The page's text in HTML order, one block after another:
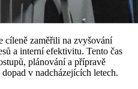
cíleně zaměřili na zvyšování
a interní efektivitu. Tento čas
plánování a přípravě
v nadcházejících letech.